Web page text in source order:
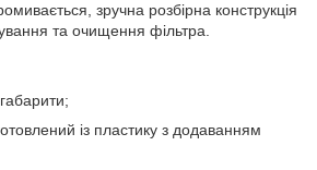
зручна розбірна конструкція
та очищення фільтра.
із пластику з додаванням